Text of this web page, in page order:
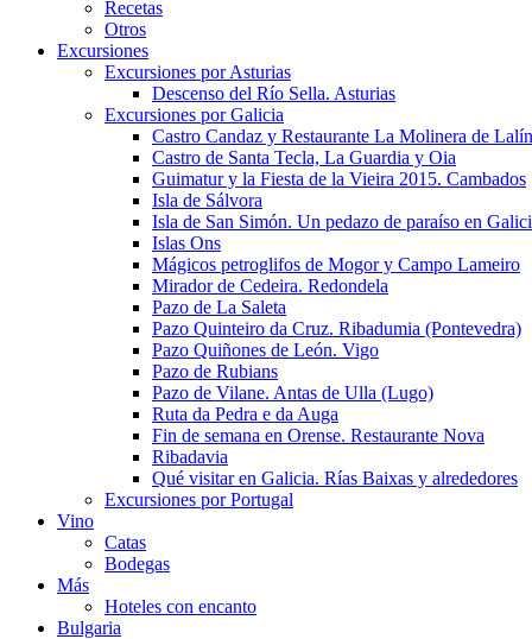
Recetas
Otros
Excursiones
Excursiones por Asturias
Descenso del Río Sella. Asturias
Excursiones por Galicia
Castro Candaz y Restaurante La Molinera de Lalín
Castro de Santa Tecla, La Guardia y Oia
Guimatur y la Fiesta de la Vieira 2015. Cambados
Isla de Sálvora
Isla de San Simón. Un pedazo de paraíso en
Islas Ons
Mágicos petroglifos de Mogor y Campo Lameiro
Mirador de Cedeira. Redondela
Pazo de La Saleta
Pazo Quinteiro da Cruz. Ribadumia (Pontevedra)
Pazo Quiñones de León. Vigo
Pazo de Rubians
Pazo de Vilane. Antas de Ulla (Lugo)
Ruta da Pedra e da Auga
Fin de semana en Orense. Restaurante Nova
Ribadavia
Qué visitar en Galicia. Rías Baixas y alrededores
Excursiones por Portugal
Vino
Catas
Bodegas
Más
Hoteles con encanto
Bulgaria